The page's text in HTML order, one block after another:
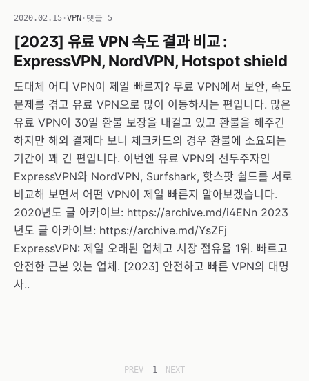
2020.02.15 ·VPN · 댓글 5
[2023] 유료 VPN 속도 결과 비교 :
ExpressVPN, NordVPN, Hotspot shield
도대체 어디 VPN이 제일 빠르지? 무료 VPN에서 보안, 속도
문제를 겪고 유료 VPN으로 많이 이동하시는 편입니다. 많은
유료 VPN이 30일 환불 보장을 내걸고 있고 환불을 해주긴
하지만 해외 결제다 보니 체크카드의 경우 환불에 소요되는
기간이 꽤 긴 편입니다. 이번엔 유료 VPN의 선두주자인
ExpressVPN와 NordVPN, Surfshark, 핫스팟 쉴드를 서로
비교해 보면서 어떤 VPN이 제일 빠른지 알아보겠습니다.
2020년도 글 아카이브: https://archive.md/i4ENn 2023
년도 글 아카이브: https://archive.md/YsZFj
ExpressVPN: 제일 오래된 업체고 시장 점유율 1위. 빠르고
안전한 근본 있는 업체. [2023] 안전하고 빠른 VPN의 대명
사..
PREV 1 NEXT